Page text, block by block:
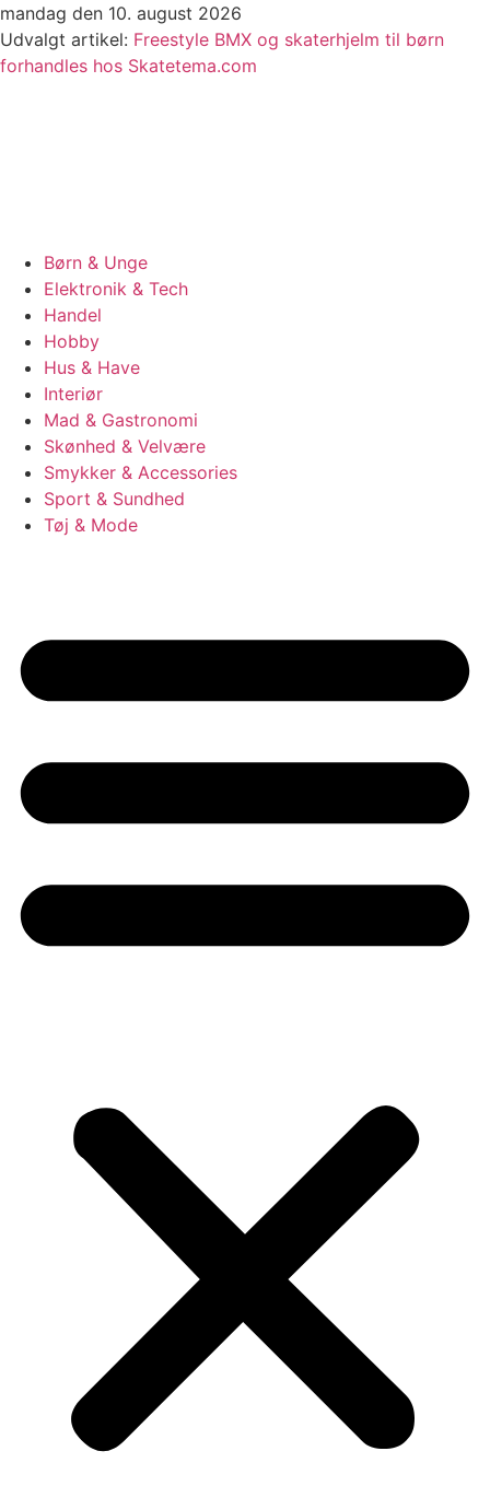
Videre
til
indhold
mandag den 10. august 2026
Udvalgt artikel: Freestyle BMX og skaterhjelm til børn
forhandles hos Skatetema.com
Børn & Unge
Elektronik & Tech
Handel
Hobby
Hus & Have
Interiør
Mad & Gastronomi
Skønhed & Velvære
Smykker & Accessories
Sport & Sundhed
Tøj & Mode